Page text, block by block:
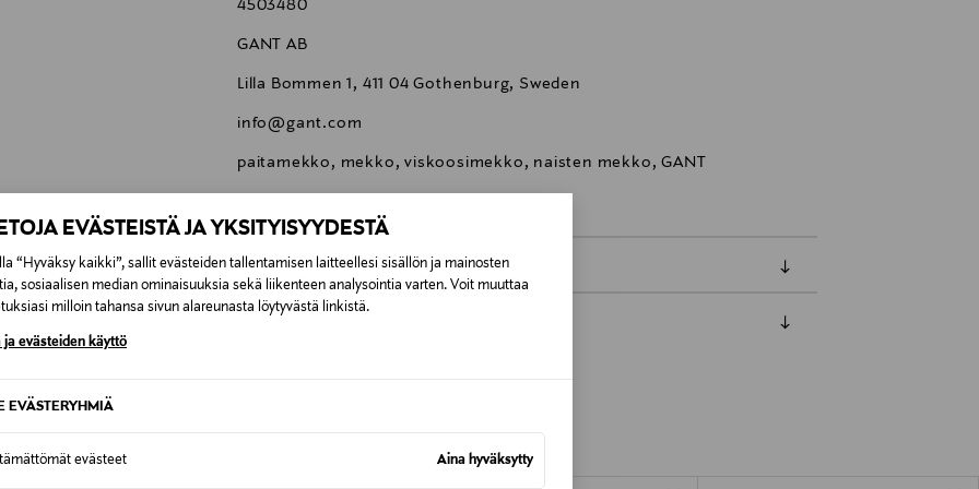
EVÄSTEISTÄ JA YKSITYISYYDESTÄ
“Hyväksy kaikki”, sallit evästeiden tallentamisen laitteellesi sisällön ja mainosten
sosiaalisen median ominaisuuksia sekä liikenteen analysointia varten. Voit muuttaa
milloin tahansa sivun alareunasta löytyvästä linkistä.
ja evästeiden käyttö
EVÄSTERYHMIÄ
evästeet Aina hyväksytty
4503480
GANT AB
Lilla Bommen 1, 411 04 Gothenburg, Sweden
info@gant.com
paitamekko, mekko, viskoosimekko, naisten mekko, GANT
0,00 €
NÄISTÄ